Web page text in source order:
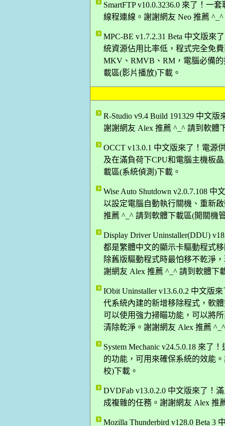
SmartFTP v10.0.3236.0 來了！一
線程連線。謝謝網友 Neo 推薦
MPC-BE v1.7.2.31 Beta 中文版來
統資源佔用比率低，程式完全免
MKV、RMVB、RM，電腦必備
載區(影片播放)下載。
R-Studio v9.4 Build 191329 中文
謝謝網友 Alex 推薦 ^_^ 請到軟體
OCCT v13.0.1 中文版來了！電源
及在滿負荷下CPU和電腦主機板
載區(系統偵測)下載。
Wise Auto Shutdown v2.0.7.108
以設定電腦自動執行關機、重新
推薦 ^_^ 請到軟體下載區(開關機
Display Driver Uninstaller(DDU)
都是繁體中文的顯示卡驅動程式
除舊版驅動程式時最怕移不乾淨
謝網友 Alex 推薦 ^_^ 請到軟體下
IObit Uninstaller v13.6.0.2 中文版
代系統內建的新增移除程式，軟
可以使用強力掃瞄功能，可以將
清除乾淨。謝謝網友 Alex 推薦
System Mechanic v24.5.0.18 來了
的功能，可用來確保系統的效能
校)下載。
DVDFab v13.0.2.0 中文版來了！
成複雜的任務。謝謝網友 Alex 推
Mozilla Thunderbird v128.0 Beta